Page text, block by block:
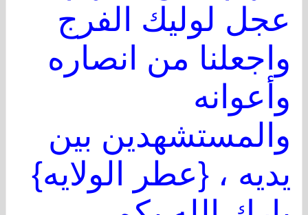
عجل لوليك الفرج
واجعلنا من انصاره
وأعوانه
والمستشهدين بين
يديه ، {عطر الولايه}